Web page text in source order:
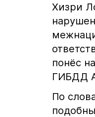
Хизри
понёс
ГИБДД
По